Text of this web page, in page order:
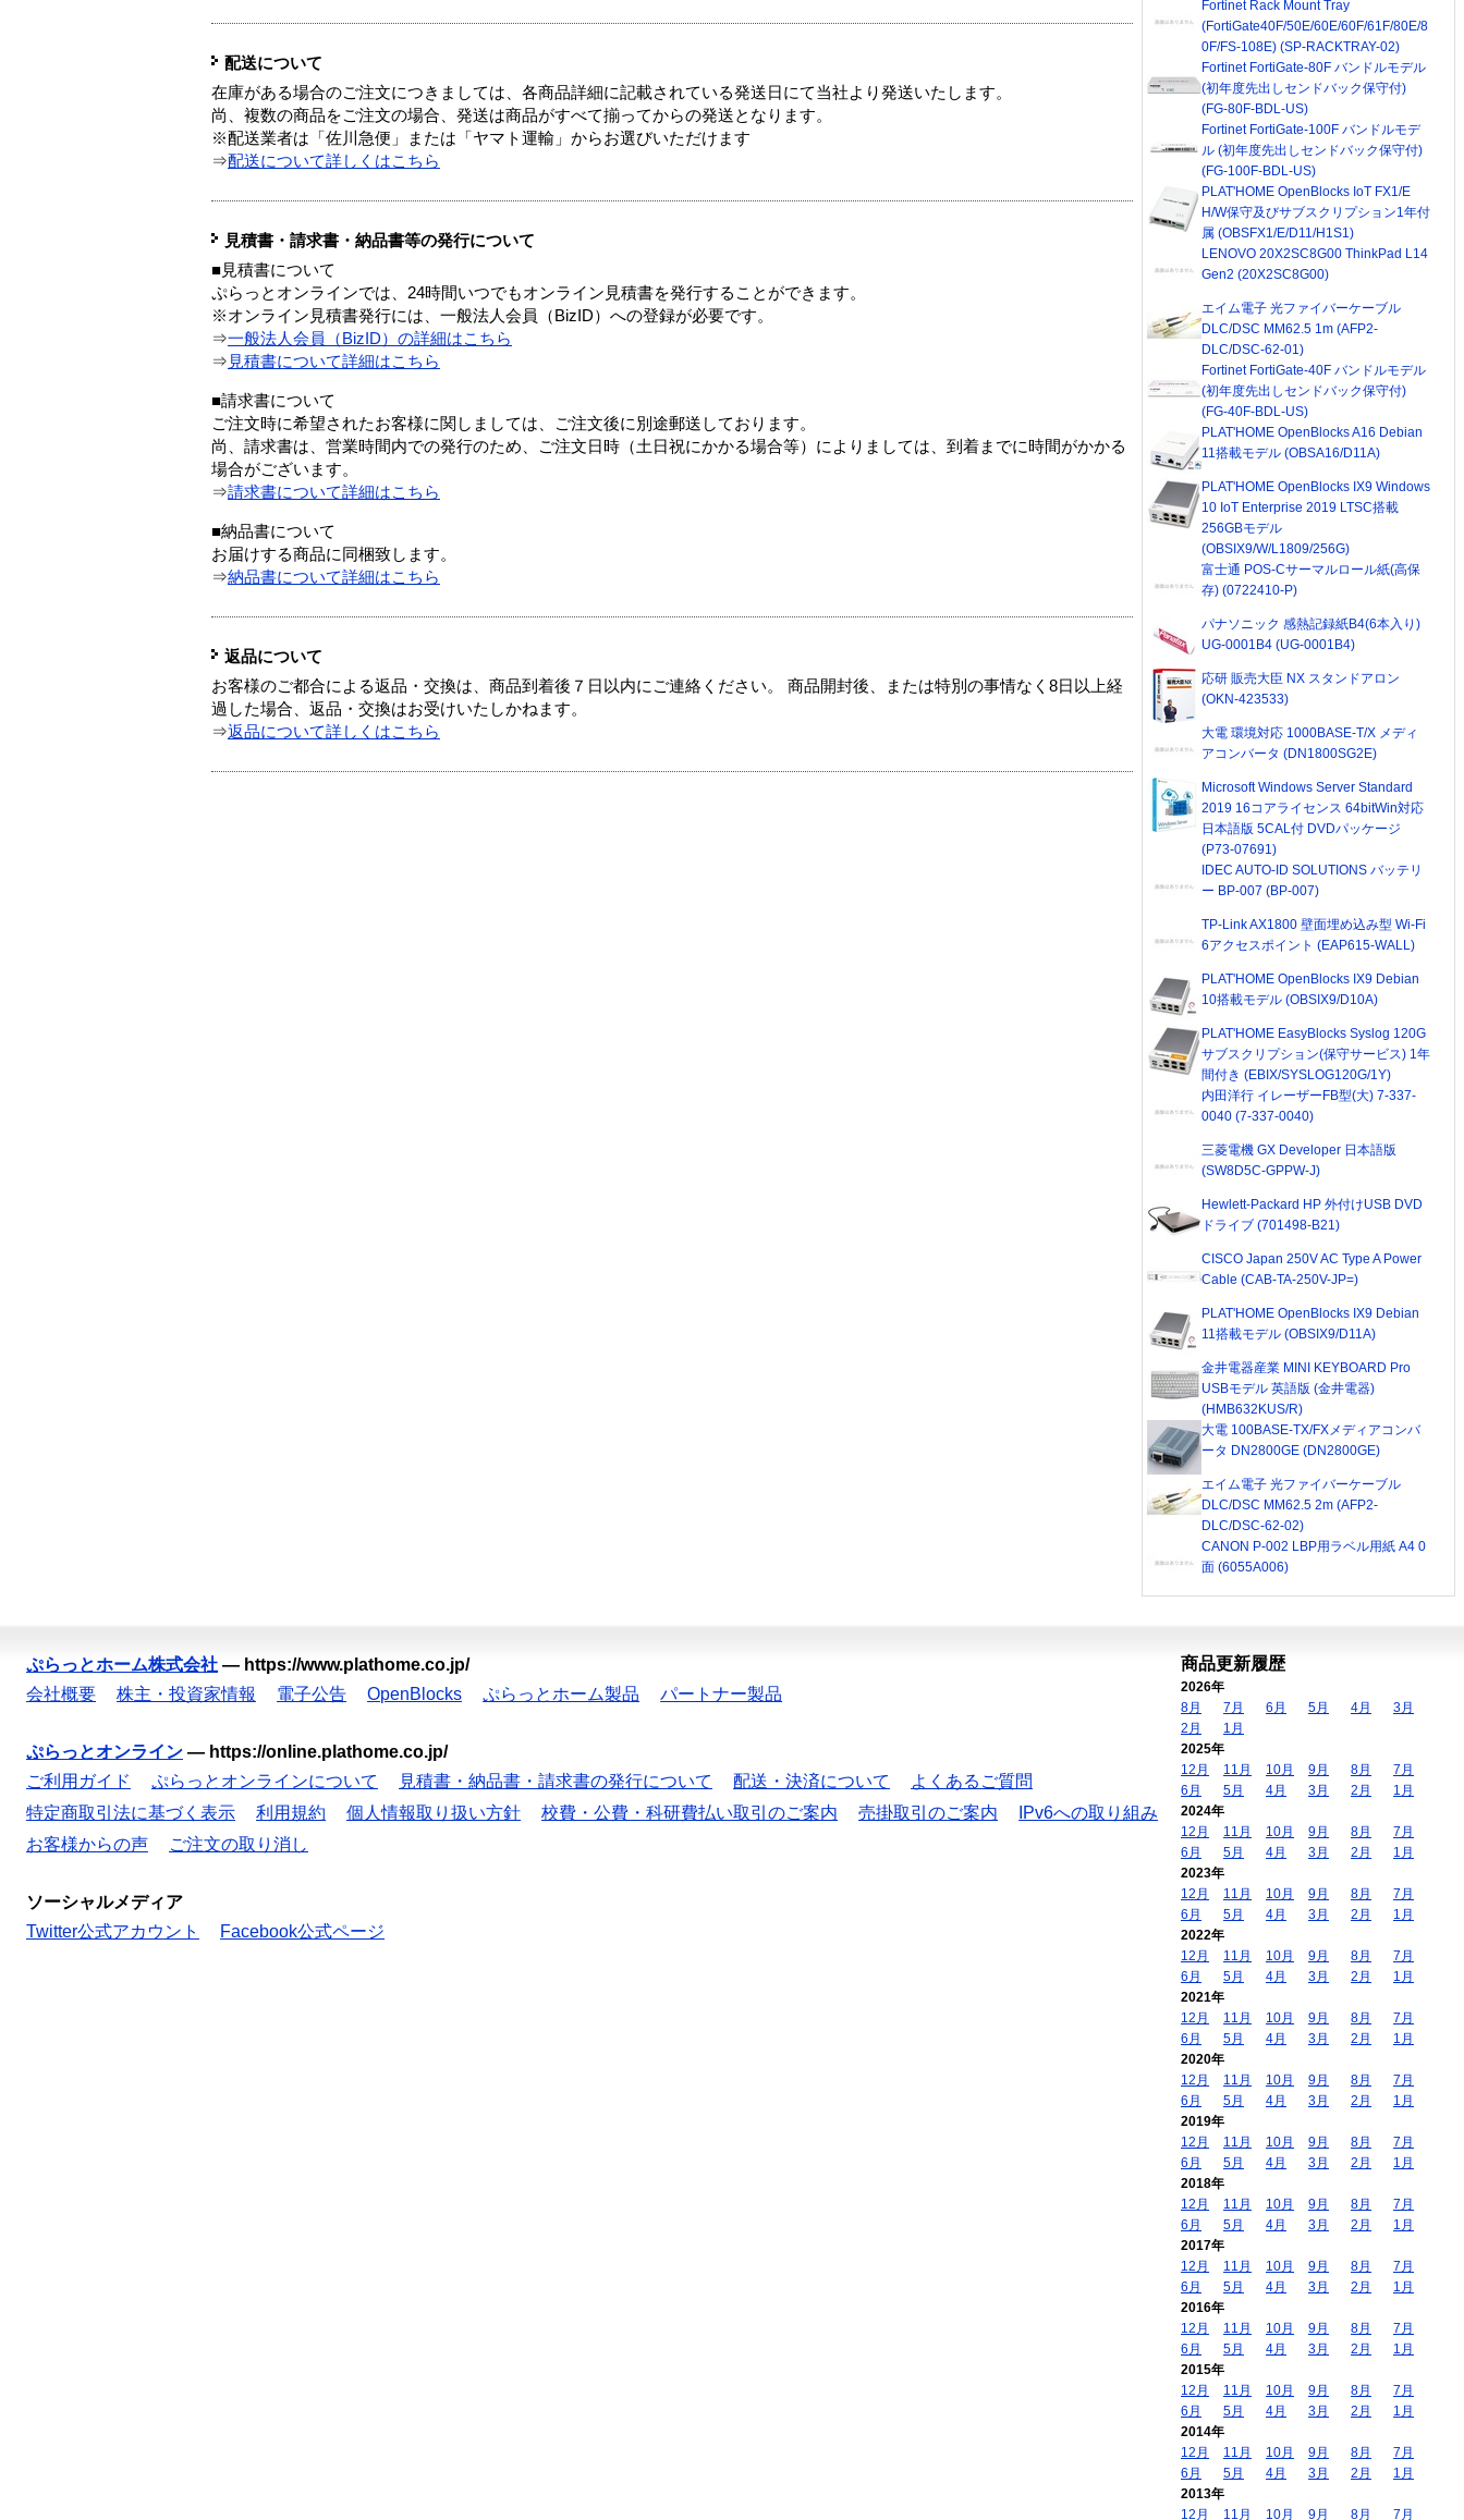
配送について
在庫がある場合のご注文につきましては、各商品詳細に記載されている発送日にて当社より発送いたします。
尚、複数の商品をご注文の場合、発送は商品がすべて揃ってからの発送となります。
※配送業者は「佐川急便」または「ヤマト運輸」からお選びいただけます
⇒配送について詳しくはこちら
見積書・請求書・納品書等の発行について
■見積書について
ぷらっとオンラインでは、24時間いつでもオンライン見積書を発行することができます。
※オンライン見積書発行には、一般法人会員（BizID）への登録が必要です。
⇒一般法人会員（BizID）の詳細はこちら
⇒ 見積書について詳細はこちら
■請求書について
ご注文時に希望されたお客様に関しましては、ご注文後に別途郵送しております。
尚、請求書は、営業時間内での発行のため、ご注文日時（土日祝にかかる場合等）によりましては、到着までに時間がかかる
場合がございます。
⇒請求書について詳細はこちら
■納品書について
お届けする商品に同梱致します。
⇒納品書について詳細はこちら
返品について
お客様のご都合による返品・交換は、商品到着後７日以内にご連絡ください。 商品開封後、または特別の事情なく8日以上経
過した場合、返品・交換はお受けいたしかねます。
⇒返品について詳しくはこちら
Fortinet Rack Mount Tray
(FortiGate40F/50E/60E/60F/61F/80E/8
0F/FS-108E) (SP-RACKTRAY-02)
Fortinet FortiGate-80F バンドルモデル
(初年度先出しセンドバック保守付)
(FG-80F-BDL-US)
Fortinet FortiGate-100F バンドルモデ
ル (初年度先出しセンドバック保守付)
(FG-100F-BDL-US)
PLAT'HOME OpenBlocks IoT FX1/E
H/W保守及びサブスクリプション1年付
属 (OBSFX1/E/D11/H1S1)
LENOVO 20X2SC8G00 ThinkPad L14
Gen2 (20X2SC8G00)
エイム電子 光ファイバーケーブル
DLC/DSC MM62.5 1m (AFP2-
DLC/DSC-62-01)
Fortinet FortiGate-40F バンドルモデル
(初年度先出しセンドバック保守付)
(FG-40F-BDL-US)
PLAT'HOME OpenBlocks A16 Debian
11搭載モデル (OBSA16/D11A)
PLAT'HOME OpenBlocks IX9 Windows
10 IoT Enterprise 2019 LTSC搭載
256GBモデル
(OBSIX9/W/L1809/256G)
富士通 POS-Cサーマルロール紙(高保
存) (0722410-P)
パナソニック 感熱記録紙B4(6本入り)
UG-0001B4 (UG-0001B4)
応研 販売大臣 NX スタンドアロン
(OKN-423533)
大電 環境対応 1000BASE-T/X メディ
アコンバータ (DN1800SG2E)
Microsoft Windows Server Standard
2019 16コアライセンス 64bitWin対応
日本語版 5CAL付 DVDパッケージ
(P73-07691)
IDEC AUTO-ID SOLUTIONS バッテリ
ー BP-007 (BP-007)
TP-Link AX1800 壁面埋め込み型 Wi-Fi
6アクセスポイント (EAP615-WALL)
PLAT'HOME OpenBlocks IX9 Debian
10搭載モデル (OBSIX9/D10A)
PLAT'HOME EasyBlocks Syslog 120G
サブスクリプション(保守サービス) 1年
間付き (EBIX/SYSLOG120G/1Y)
内田洋行 イレーザーFB型(大) 7-337-
0040 (7-337-0040)
三菱電機 GX Developer 日本語版
(SW8D5C-GPPW-J)
Hewlett-Packard HP 外付けUSB DVD
ドライブ (701498-B21)
CISCO Japan 250V AC Type A Power
Cable (CAB-TA-250V-JP=)
PLAT'HOME OpenBlocks IX9 Debian
11搭載モデル (OBSIX9/D11A)
金井電器産業 MINI KEYBOARD Pro
USBモデル 英語版 (金井電器)
(HMB632KUS/R)
大電 100BASE-TX/FXメディアコンバ
ータ DN2800GE (DN2800GE)
エイム電子 光ファイバーケーブル
DLC/DSC MM62.5 2m (AFP2-
DLC/DSC-62-02)
CANON P-002 LBP用ラベル用紙 A4 0
面 (6055A006)
ぷらっとホーム株式会社 — https://www.plathome.co.jp/
会社概要
株主・投資家情報 電子公告 OpenBlocks ぷらっとホーム製品 パートナー製品
ぷらっとオンライン — https://online.plathome.co.jp/
ご利用ガイド
ぷらっとオンラインについて 見積書・納品書・請求書の発行について 配送・決済について
よくあるご質問
特定商取引法に基づく表示
利用規約 個人情報取り扱い方針 校費・公費・科研費払い取引のご案内 売掛取引のご案内
IPv6への取り組み
お客様からの声
ご注文の取り消し
ソーシャルメディア
Twitter公式アカウント
Facebook公式ページ
商品更新履歴
2026年
8月
7月 6月 5月 4月
3月
2月
1月
2025年
12月
11月 10月 9月 8月
7月
6月
5月 4月 3月 2月
1月
2024年
12月
11月 10月 9月 8月
7月
6月
5月 4月 3月 2月
1月
2023年
12月
11月 10月 9月 8月
7月
6月
5月 4月 3月 2月
1月
2022年
12月
11月 10月 9月 8月
7月
6月
5月 4月 3月 2月
1月
2021年
12月
11月 10月 9月 8月
7月
6月
5月 4月 3月 2月
1月
2020年
12月
11月 10月 9月 8月
7月
6月
5月 4月 3月 2月
1月
2019年
12月
11月 10月 9月 8月
7月
6月
5月 4月 3月 2月
1月
2018年
12月
11月 10月 9月 8月
7月
6月
5月 4月 3月 2月
1月
2017年
12月
11月 10月 9月 8月
7月
6月
5月 4月 3月 2月
1月
2016年
12月
11月 10月 9月 8月
7月
6月
5月 4月 3月 2月
1月
2015年
12月
11月 10月 9月 8月
7月
6月
5月 4月 3月 2月
1月
2014年
12月
11月 10月 9月 8月
7月
6月
5月 4月 3月 2月
1月
2013年
12月
11月 10月 9月 8月 7月